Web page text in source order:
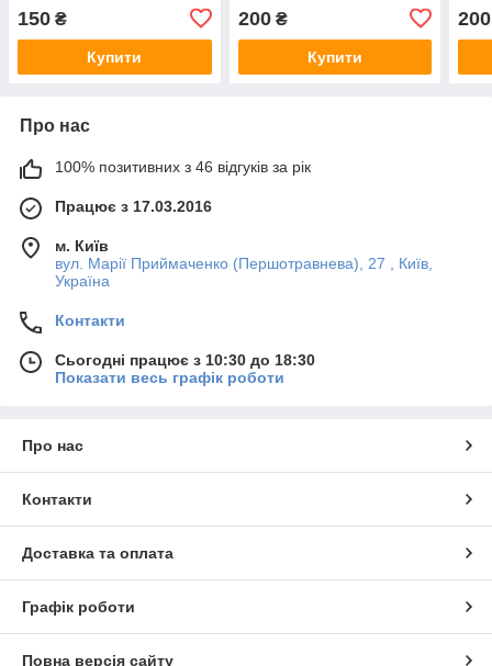
150 ₴
Купити
200₴
Купити
200
Про нас
100% позитивних з 46 відгуків за рік
Працює з 17.03.2016
м. Київ
вул. Марії Приймаченко (Першотравнева), 27 , Київ,
Україна
Контакти
Сьогодні працює з 10:30 до 18:30
Показати весь графік роботи
Про нас
Контакти
Доставка та оплата
Графік роботи
Повна версія сайту